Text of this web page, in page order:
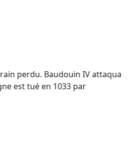
perdu. Baudouin IV attaqua
est tué en 1033 par